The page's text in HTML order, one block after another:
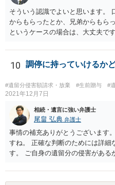
そういう認識でよいと思います。
からもらったとか、兄弟からもら
というケースの場合は、大丈夫です
10 調停に持っていけるか
#遺留分侵害額請求・放棄 #生前贈与 #
2021年12月7日
相続・遺言に強い弁護士
尾畠 弘典 弁護士
事情の補充ありがとうございます
すね。 正確な判断のためには詳細
す。 ご自身の遺留分の侵害がある
相談されるのが良いと思います。